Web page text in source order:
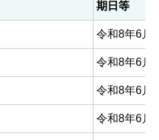
期日等
令和8年6月
令和8年6月
令和8年6月
令和8年6月